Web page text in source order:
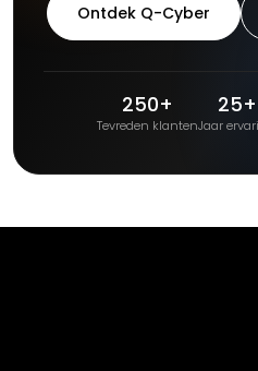
Ontdek Q-Cyber
250+
Tevreden klanten
25+
Jaar